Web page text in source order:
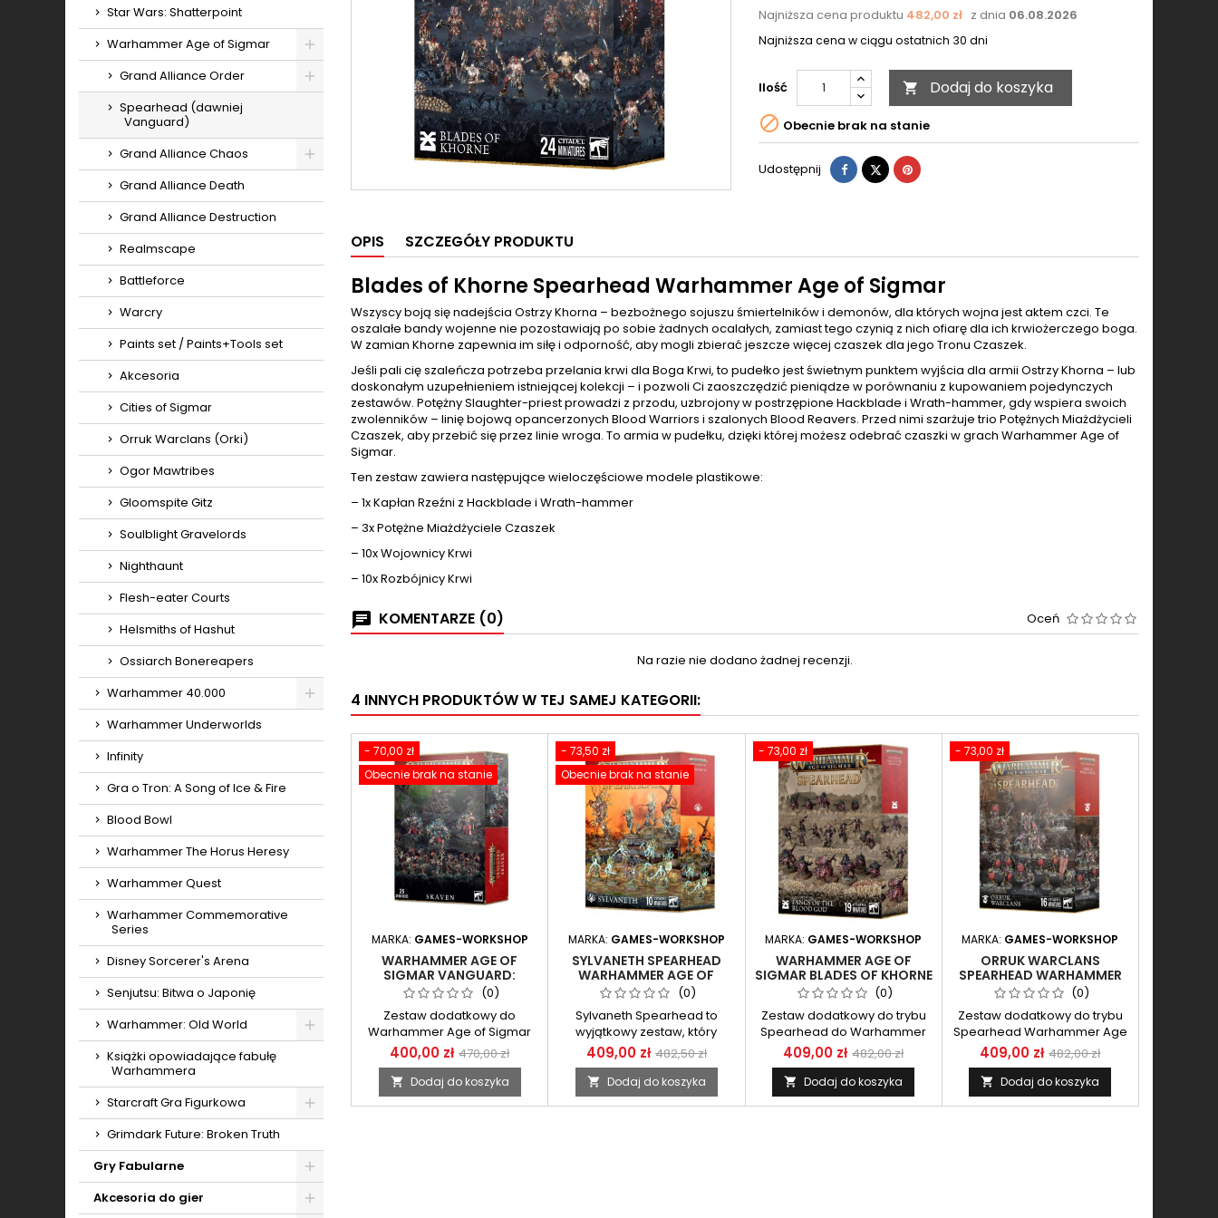
Star Wars: Shatterpoint
Warhammer Age of Sigmar
Grand Alliance Order
Spearhead (dawniej
Vanguard)
Grand Alliance Chaos
Grand Alliance Death
Grand Alliance Destruction
Realmscape
Battleforce
Warcry
Paints set / Paints+Tools set
Akcesoria
Cities of Sigmar
Orruk Warclans (Orki)
Ogor Mawtribes
Gloomspite Gitz
Soulblight Gravelords
Nighthaunt
Flesh-eater Courts
Helsmiths of Hashut
Ossiarch Bonereapers
Warhammer 40.000
Toggle
Warhammer Underworlds
Infinity
Gra o Tron: A Song of Ice & Fire
Blood Bowl
Warhammer The Horus Heresy
Warhammer Quest
Warhammer Commemorative
Series
Disney Sorcerer's Arena
Senjutsu: Bitwa o Japonię
Warhammer: Old World
Toggle
Książki opowiadające fabułę
Warhammera
Starcraft Gra Figurkowa
Grimdark Future: Broken Truth
Gry Fabularne
Akcesoria do gier
Najniższa cena produktu 482,00 zł z dnia 06.08.2026
Najniższa cena w ciągu ostatnich 30 dni
Ilość  Dodaj do koszyka
 Obecnie brak na stanie
Udostępnij Udostępnij
TweetujPinterest
OPIS SZCZEGÓŁY PRODUKTU
Blades of Khorne Spearhead Warhammer Age of Sigmar
Wszyscy boją się nadejścia Ostrzy Khorna – bezbożnego sojuszu śmiertelników i demonów, dla których wojna jest aktem czci. Te
oszalałe bandy wojenne nie pozostawiają po sobie żadnych ocalałych, zamiast tego czynią z nich ofiarę dla ich krwiożerczego boga.
W zamian Khorne zapewnia im siłę i odporność, aby mogli zbierać jeszcze więcej czaszek dla jego Tronu Czaszek.
Jeśli pali cię szaleńcza potrzeba przelania krwi dla Boga Krwi, to pudełko jest świetnym punktem wyjścia dla armii Ostrzy Khorna – lub
doskonałym uzupełnieniem istniejącej kolekcji – i pozwoli Ci zaoszczędzić pieniądze w porównaniu z kupowaniem pojedynczych
zestawów. Potężny Slaughter-priest prowadzi z przodu, uzbrojony w postrzępione Hackblade i Wrath-hammer, gdy wspiera swoich
zwolenników – linię bojową opancerzonych Blood Warriors i szalonych Blood Reavers. Przed nimi szarżuje trio Potężnych Miażdżycieli
Czaszek, aby przebić się przez linie wroga. To armia w pudełku, dzięki której możesz odebrać czaszki w grach Warhammer Age of
Sigmar.
Ten zestaw zawiera następujące wieloczęściowe modele plastikowe:
– 1x Kapłan Rzeźni z Hackblade i Wrath-hammer
– 3x Potężne Miażdżyciele Czaszek
– 10x Wojownicy Krwi
– 10x Rozbójnicy Krwi
KOMENTARZE (0) Oceń
Na razie nie dodano żadnej recenzji.
4 INNYCH PRODUKTÓW W TEJ SAMEJ KATEGORII:
- 70,00 zł
Obecnie brak na stanie
MARKA: GAMES-WORKSHOP
WARHAMMER AGE OF
SIGMAR VANGUARD:
SKAVEN (0)
Zestaw dodatkowy do
Warhammer Age of Sigmar
400,00 zł 470,00 zł
 Dodaj do koszyka
- 73,50 zł
Obecnie brak na stanie
MARKA: GAMES-WORKSHOP
SYLVANETH SPEARHEAD
WARHAMMER AGE OF
SIGMAR (0)
Sylvaneth Spearhead to
wyjątkowy zestaw, który
przenosi graczy w magiczny
świat natury i mocy duchów
lasu w uniwersum
Warhammer Age of Sigmar.
409,00 zł 482,50 zł
 Dodaj do koszyka
- 73,00 zł
MARKA: GAMES-WORKSHOP
WARHAMMER AGE OF
SIGMAR BLADES OF KHORNE
SPEARHEAD FANGS OF THE
BLOOD GOD
(0)
Zestaw dodatkowy do trybu
Spearhead do Warhammer
Age of Sigmar
409,00 zł 482,00 zł
 Dodaj do koszyka
- 73,00 zł
MARKA: GAMES-WORKSHOP
ORRUK WARCLANS
SPEARHEAD WARHAMMER
AGE OF SIGMAR
(0)
Zestaw dodatkowy do trybu
Spearhead Warhammer Age
of Sigmar.
409,00 zł 482,00 zł
 Dodaj do koszyka